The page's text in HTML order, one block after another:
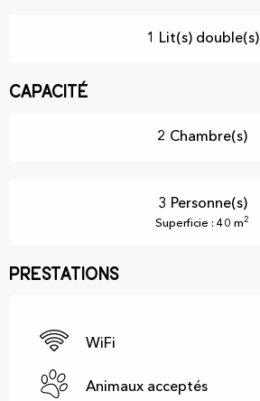
1 Lit(s) double(s)
Capacité
2 Chambre(s)
3 Personne(s)
Superficie : 40 m2
Prestations
WiFi
Animaux acceptés